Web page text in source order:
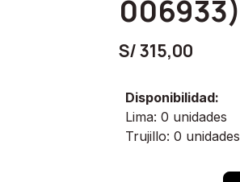
006933)
S/315,00
Disponibilidad:
Lima: 0 unidades
Trujillo: 0 unidades